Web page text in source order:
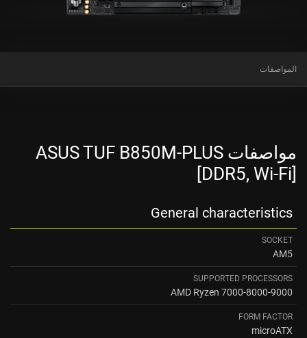
المواصفات
مواصفات ASUS TUF B850M-PLUS
[DDR5, Wi-Fi]
General characteristics
SOCKET
AM5
SUPPORTED PROCESSORS
AMD Ryzen 7000-8000-9000
FORM FACTOR
microATX